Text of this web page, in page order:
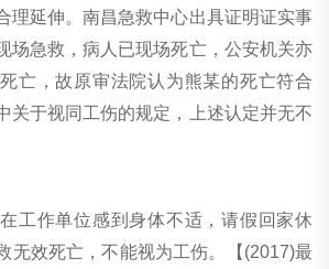
理延伸。南昌急救中心出具证明证实事
场急救，病人已现场死亡，公安机关亦
亡，故原审法院认为熊某的死亡符合
关于视同工伤的规定，上述认定并无不
作单位感到身体不适，请假回家休
无效死亡，不能视为工伤。【(2017)最